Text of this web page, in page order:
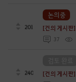
201 [건의 게시판]
37
논의중
240 [건의 게시판]